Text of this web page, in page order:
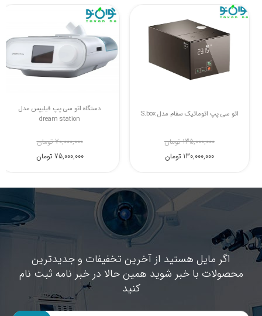
اتو سی پپ اتوماتیک سفام مدل S.box
135,000,000 تومان
130,000,000 تومان
دستگاه بای پپ لوون اشتاین مدل 25s
13,000,000 تومان
128,000,000 تومان
اگر مایل هستید از آخرین تخفیفات و جدیدترین
محصولات با خبر شوید همین حالا در خبر نامه ثبت نام
کنید